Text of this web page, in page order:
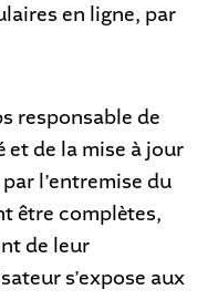
en ligne, par
responsable de
et de la mise à jour
l’entremise du
être complètes,
de leur
s’expose aux